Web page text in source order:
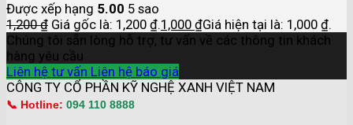
Được xếp hạng 5.00 5 sao
1,200₫ Giá gốc là: 1,200 ₫.1,000 ₫Giá hiện tại là: 1,000 ₫.
Chúng tôi sẵn lòng hỗ trợ, tư vấn về các thông tin khách
hàng yêu cầu
Liên hệ tư vấn Liên hệ báo giá
CÔNG TY CỔ PHẦN KỸ NGHỆ XANH VIỆT NAM
📞 Hotline: 094 110 8888